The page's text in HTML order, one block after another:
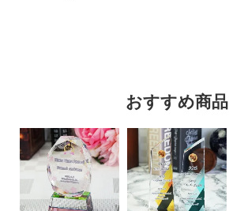
おすすめ商品